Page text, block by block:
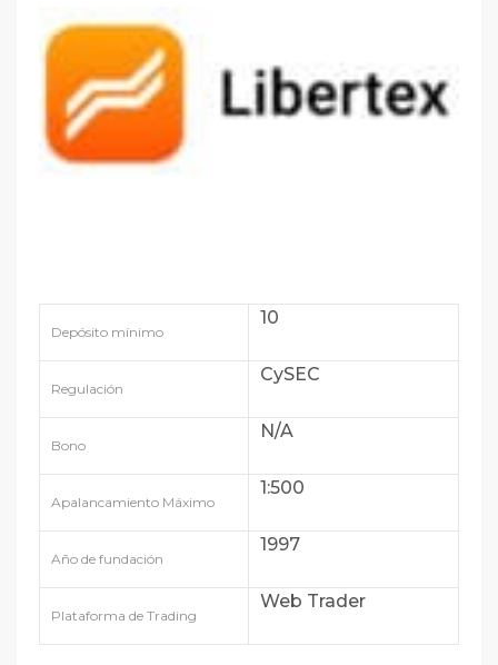
Depósito mínimo
10
Regulación
CySEC
Bono
N/A
Apalancamiento Máximo
1:500
Año de fundación
1997
Plataforma de Trading
Web Trader